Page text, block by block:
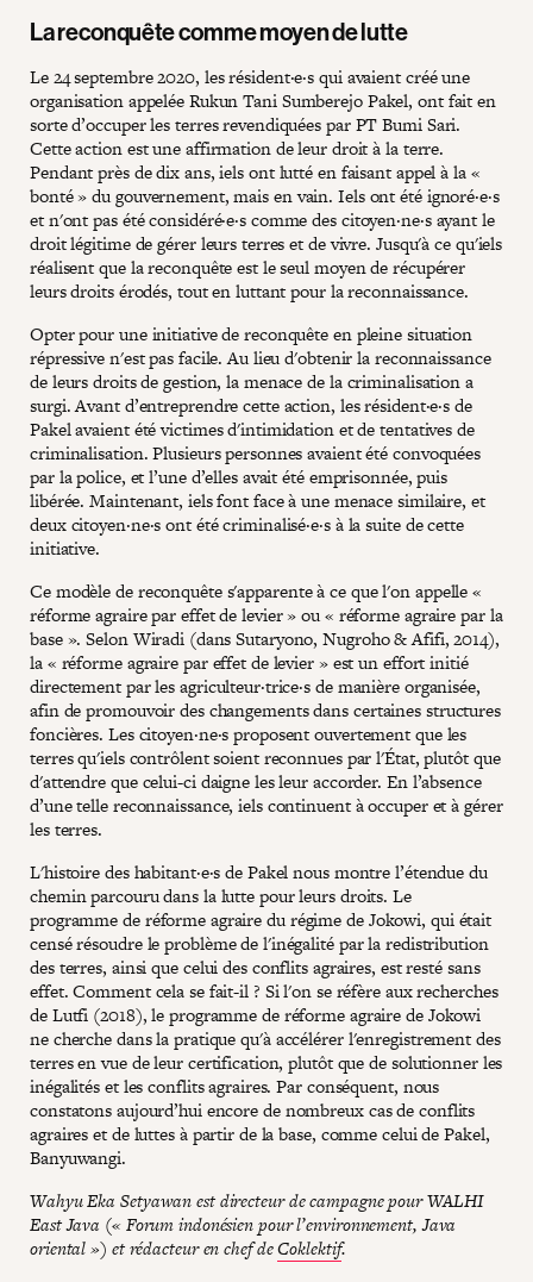
La reconquête comme moyen de lutte
Le 24 septembre 2020, les résident·e·s qui avaient créé une
organisation appelée Rukun Tani Sumberejo Pakel, ont fait en
sorte d’occuper les terres revendiquées par PT Bumi Sari.
Cette action est une affirmation de leur droit à la terre.
Pendant près de dix ans, iels ont lutté en faisant appel à la «
bonté » du gouvernement, mais en vain. Iels ont été ignoré·e·s
et n'ont pas été considéré·e·s comme des citoyen·ne·s ayant le
droit légitime de gérer leurs terres et de vivre. Jusqu'à ce qu'iels
réalisent que la reconquête est le seul moyen de récupérer
leurs droits érodés, tout en luttant pour la reconnaissance.
Opter pour une initiative de reconquête en pleine situation
répressive n'est pas facile. Au lieu d'obtenir la reconnaissance
de leurs droits de gestion, la menace de la criminalisation a
surgi. Avant d’entreprendre cette action, les résident·e·s de
Pakel avaient été victimes d'intimidation et de tentatives de
criminalisation. Plusieurs personnes avaient été convoquées
par la police, et l’une d’elles avait été emprisonnée, puis
libérée. Maintenant, iels font face à une menace similaire, et
deux citoyen·ne·s ont été criminalisé·e·s à la suite de cette
initiative.
Ce modèle de reconquête s'apparente à ce que l'on appelle «
réforme agraire par effet de levier » ou « réforme agraire par la
base ». Selon Wiradi (dans Sutaryono, Nugroho & Afifi, 2014),
la « réforme agraire par effet de levier » est un effort initié
directement par les agriculteur·trice·s de manière organisée,
afin de promouvoir des changements dans certaines structures
foncières. Les citoyen·ne·s proposent ouvertement que les
terres qu'iels contrôlent soient reconnues par l'État, plutôt que
d'attendre que celui-ci daigne les leur accorder. En l’absence
d’une telle reconnaissance, iels continuent à occuper et à gérer
les terres.
L'histoire des habitant·e·s de Pakel nous montre l’étendue du
chemin parcouru dans la lutte pour leurs droits. Le
programme de réforme agraire du régime de Jokowi, qui était
censé résoudre le problème de l'inégalité par la redistribution
des terres, ainsi que celui des conflits agraires, est resté sans
effet. Comment cela se fait-il ? Si l'on se réfère aux recherches
de Lutfi (2018), le programme de réforme agraire de Jokowi
ne cherche dans la pratique qu'à accélérer l'enregistrement des
terres en vue de leur certification, plutôt que de solutionner les
inégalités et les conflits agraires. Par conséquent, nous
constatons aujourd’hui encore de nombreux cas de conflits
agraires et de luttes à partir de la base, comme celui de Pakel,
Banyuwangi.
Wahyu Eka Setyawan est directeur de campagne pour WALHI
East Java (« Forum indonésien pour l’environnement, Java
oriental ») et rédacteur en chef deCoklektif.